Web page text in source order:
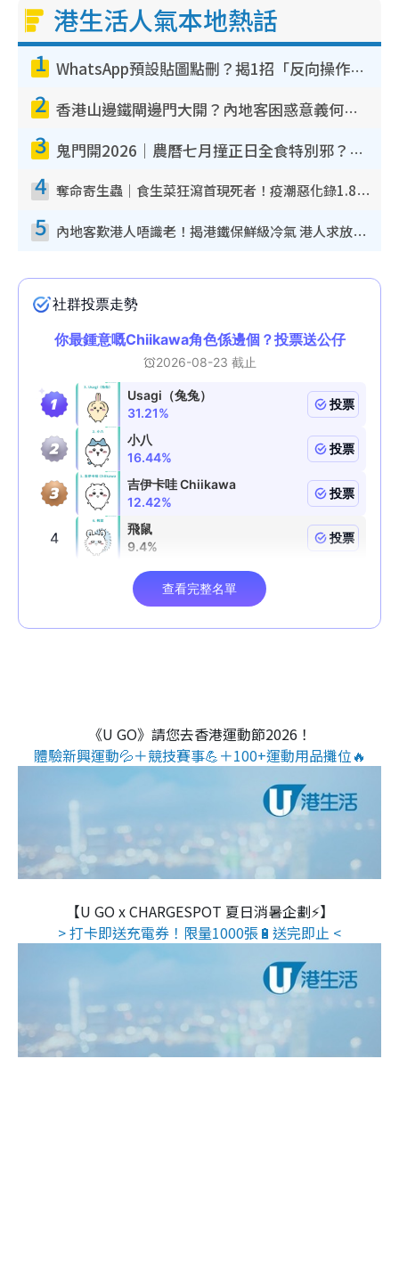
港生活人氣本地熱話
1 WhatsApp預設貼圖點刪？揭1招「反向操作」還原簡潔介面 附3步實測教學
2 香港山邊鐵閘邊門大開？內地客困惑意義何在！網民神回覆：呢種叫法理性防禦
3 鬼門開2026｜農曆七月撞正日全食特別邪？專家警告切忌做一事！揭4大禁忌+2招保平安
4 奪命寄生蟲｜食生菜狂瀉首現死者！疫潮惡化錄1.8萬宗病例 揭洗菜3大謬誤
5 內地客歎港人唔識老！揭港鐵保鮮級冷氣 港人求放過：咪投訴
《U GO》請您去香港運動節2026！
體驗新興運動💦＋競技賽事💪＋100+運動用品攤位🔥
【U GO x CHARGESPOT 夏日消暑企劃⚡】
> 打卡即送充電券！限量1000張🔋送完即止 <